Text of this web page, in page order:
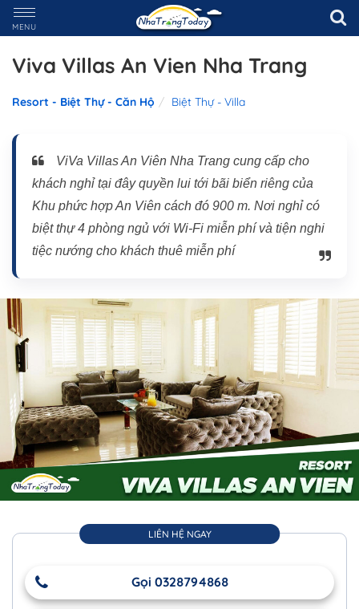
MENU
Viva Villas An Vien Nha Trang
Resort - Biệt Thự - Căn Hộ Biệt Thự - Villa
ViVa Villas An Viên Nha Trang cung cấp cho
khách nghỉ tại đây quyền lui tới bãi biển riêng của
Khu phức hợp An Viên cách đó 900 m. Nơi nghỉ có
biệt thự 4 phòng ngủ với Wi-Fi miễn phí và tiện nghi
tiệc nướng cho khách thuê miễn phí
LIÊN HỆ NGAY
Gọi 0328794868